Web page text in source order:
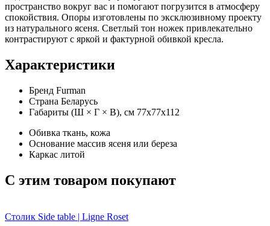
пространство вокруг вас и помогают погрузится в атмосферу
спокойствия. Опоры изготовлены по эксклюзивному проекту
из натурального ясеня. Светлый тон ножек привлекательно
контрастируют с яркой и фактурной обивкой кресла.
Характеристики
Бренд Furman
Страна Беларусь
Габариты (Ш × Г × В), см 77х77х112
Обивка ткань, кожа
Основание массив ясеня или береза
Каркас литой
C этим товаром покупают
Столик Side table | Ligne Roset